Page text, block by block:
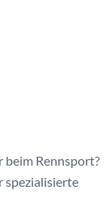
beim Rennsport?
spezialisierte